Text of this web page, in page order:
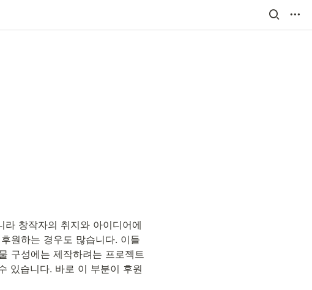
창작자의 취지와 아이디어에
원하는 경우도 많습니다. 이들
구성에는 제작하려는 프로젝트
있습니다. 바로 이 부분이 후원